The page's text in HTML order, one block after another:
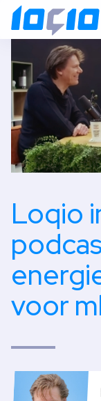
Loqio
voor